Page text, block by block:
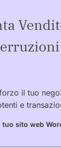
il tuo
e
tuo sito web